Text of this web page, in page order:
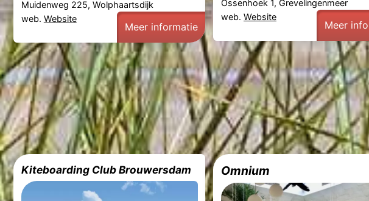
Muidenweg 225, Wolphaartsdijk
web. Website
Meer informatie
Ossenhoek 1, Grevelingenmeer
web. Website
Meer
Kiteboarding Club Brouwersdam Omnium